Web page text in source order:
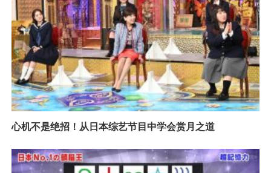
心机不是绝招！从日本综艺节目中学会赏月之道